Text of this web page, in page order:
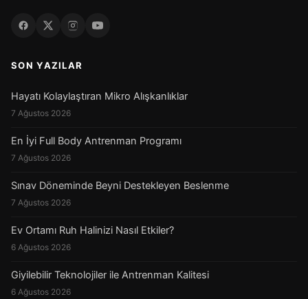
SON YAZILAR
Hayatı Kolaylaştıran Mikro Alışkanlıklar
7 Ağustos 2026
En İyi Full Body Antrenman Programı
7 Ağustos 2026
Sınav Döneminde Beyni Destekleyen Beslenme
7 Ağustos 2026
Ev Ortamı Ruh Halinizi Nasıl Etkiler?
6 Ağustos 2026
Giyilebilir Teknolojiler ile Antrenman Kalitesi
6 Ağustos 2026